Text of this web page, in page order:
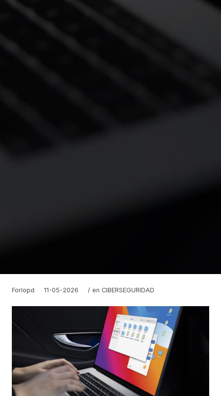
Forlopd 11-05-2026 / en CIBERSEGURIDAD